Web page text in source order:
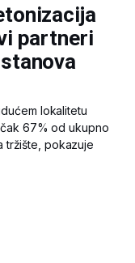
partneri
lokalitetu
67% od ukupno
tržište, pokazuje